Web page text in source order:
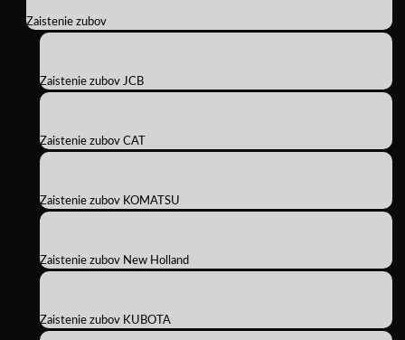
Zaistenie zubov
Zaistenie zubov JCB
Zaistenie zubov CAT
Zaistenie zubov KOMATSU
Zaistenie zubov New Holland
Zaistenie zubov KUBOTA